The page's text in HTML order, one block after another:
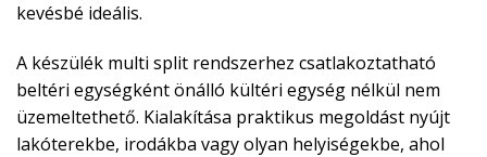
kevésbé ideális.
A készülék multi split rendszerhez csatlakoztatható
beltéri egységként önálló kültéri egység nélkül nem
üzemeltethető. Kialakítása praktikus megoldást nyújt
lakóterekbe, irodákba vagy olyan helyiségekbe, ahol